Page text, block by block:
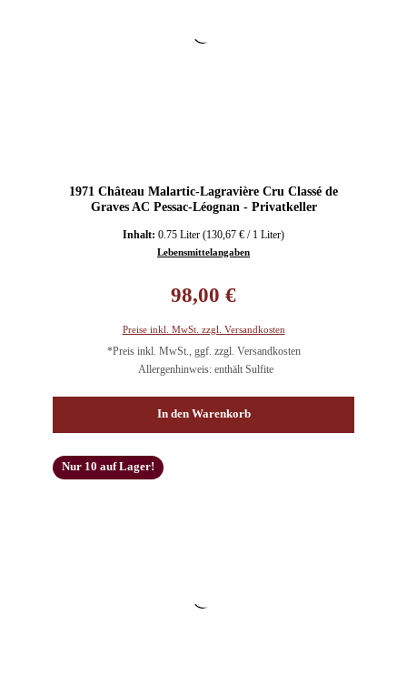
1971 Château Malartic-Lagravière Cru Classé de
Graves AC Pessac-Léognan - Privatkeller
Inhalt: 0.75 Liter (130,67 € / 1 Liter)
Lebensmittelangaben
98,00 €
Preise inkl. MwSt. zzgl. Versandkosten
*Preis inkl. MwSt., ggf. zzgl. Versandkosten
Allergenhinweis: enthält Sulfite
In den Warenkorb
Nur 10 auf Lager!